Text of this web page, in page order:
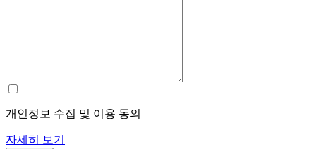
개인정보 수집 및 이용 동의
자세히 보기